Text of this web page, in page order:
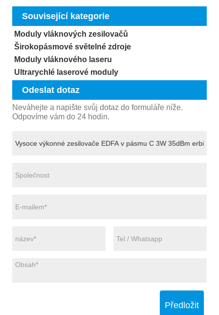
Související kategorie
Moduly vláknových zesilovačů
Širokopásmové světelné zdroje
Moduly vláknového laseru
Ultrarychlé laserové moduly
Odeslat dotaz
Neváhejte a napište svůj dotaz do formuláře níže.
Odpovíme vám do 24 hodin.
Předložit